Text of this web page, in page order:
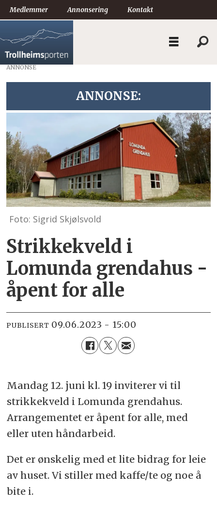
Medlemmer Annonsering Kontakt
ANNONSE
ANNONSE:
Foto: Sigrid Skjølsvold
Strikkekveld i
Lomunda grendahus -
åpent for alle
PUBLISERT 09.06.2023 - 15:00
Mandag 12. juni kl. 19 inviterer vi til
strikkekveld i Lomunda grendahus.
Arrangementet er åpent for alle, med
eller uten håndarbeid.
Det er ønskelig med et lite bidrag for leie
av huset. Vi stiller med kaffe/te og noe å
bite i.